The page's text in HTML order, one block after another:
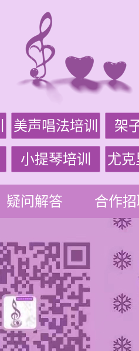
美声唱法培训 架
小提琴培训 尤克
疑问解答 合作